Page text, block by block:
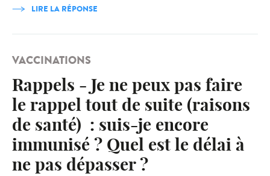
LIRE LA RÉPONSE
VACCINATIONS
Rappels - Je ne peux pas faire
le rappel tout de suite (raisons
de santé) : suis-je encore
immunisé ? Quel est le délai à
ne pas dépasser ?